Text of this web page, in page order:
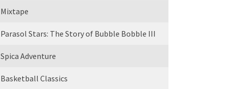
Mixtape
Parasol Stars: The Story of Bubble Bobble III
Spica Adventure
Basketball Classics